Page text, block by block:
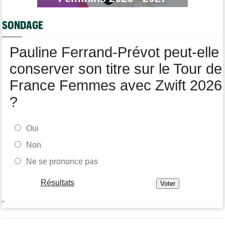
Un Allemand de la Visma victime d'une fracture pour la 2e fois
15:18
Route
Blessé, le Belge Toon Aerts, a mis un terme à sa saison 2026
SONDAGE
Pauline Ferrand-Prévot peut-elle
conserver son titre sur le Tour de
France Femmes avec Zwift 2026
?
Oui
Non
Ne se prononce pas
Résultats
-